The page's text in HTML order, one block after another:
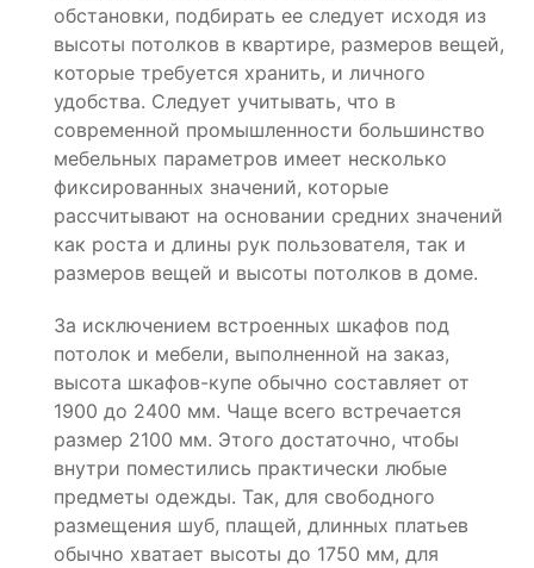
обстановки, подбирать ее следует исходя из
высоты потолков в квартире, размеров вещей,
которые требуется хранить, и личного
удобства. Следует учитывать, что в
современной промышленности большинство
мебельных параметров имеет несколько
фиксированных значений, которые
рассчитывают на основании средних значений
как роста и длины рук пользователя, так и
размеров вещей и высоты потолков в доме.
За исключением встроенных шкафов под
потолок и мебели, выполненной на заказ,
высота шкафов-купе обычно составляет от
1900 до 2400 мм. Чаще всего встречается
размер 2100 мм. Этого достаточно, чтобы
внутри поместились практически любые
предметы одежды. Так, для свободного
размещения шуб, плащей, длинных платьев
обычно хватает высоты до 1750 мм, для